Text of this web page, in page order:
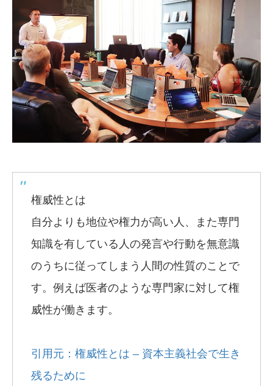
権威性とは
自分よりも地位や権力が高い人、また専門
知識を有している人の発言や行動を無意識
のうちに従ってしまう人間の性質のことで
す。例えば医者のような専門家に対して権
威性が働きます。
引用元：権威性とは – 資本主義社会で生き
残るために